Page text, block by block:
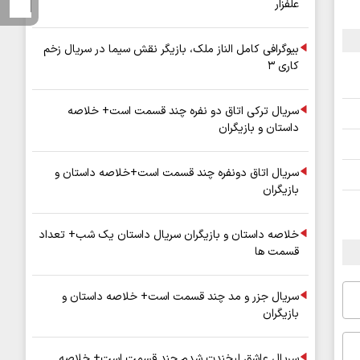
علفزار
بیوگرافی کامل الناز ملک، بازیگر نقش سیما در سریال زخم
کاری ۳
سریال ترکی اتاق دو نفره چند قسمت است+ خلاصه
داستان و بازیگران
سریال اتاق دونفره چند قسمت است+خلاصه داستان و
بازیگران
خلاصه داستان و بازیگران سریال داستان یک شب+ تعداد
قسمت ها
سریال جزر و مد چند قسمت است+ خلاصه داستان و
بازیگران